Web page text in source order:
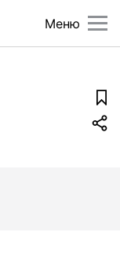
Меню